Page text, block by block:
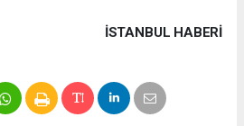
İSTANBUL HABERİ